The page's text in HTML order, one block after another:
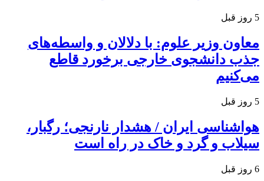
5 روز قبل
معاون وزیر علوم: با دلالان و واسطه‌های
جذب دانشجوی خارجی برخورد قاطع
می‌کنیم
5 روز قبل
هواشناسی ایران / هشدار نارنجی؛ رگبار،
سیلاب و گرد و خاک در راه است
6 روز قبل